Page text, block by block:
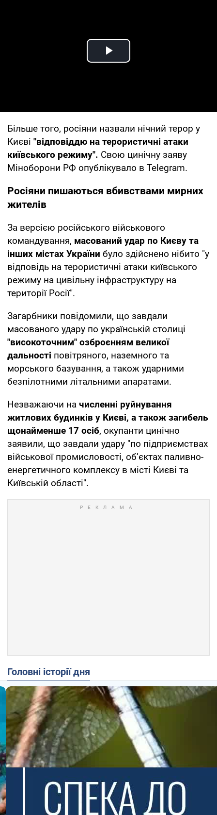
Play Video
Більше того, росіяни назвали нічний терор у
Києві "відповіддю на терористичні атаки
київського режиму". Свою цинічну заяву
Міноборони РФ опублікувало в Telegram.
Росіяни пишаються вбивствами мирних
жителів
За версією російського військового
командування, масований удар по Києву та
інших містах України було здійснено нібито "у
відповідь на терористичні атаки київського
режиму на цивільну інфраструктуру на
території Росії".
Загарбники повідомили, що завдали
масованого удару по українській столиці
"високоточним" озброєнням великої
дальності повітряного, наземного та
морського базування, а також ударними
безпілотними літальними апаратами.
Незважаючи на численні руйнування
житлових будинків у Києві, а також загибель
щонайменше 17 осіб, окупанти цинічно
заявили, що завдали удару "по підприємствах
військової промисловості, об’єктах паливно-
енергетичного комплексу в місті Києві та
Київській області".
Головні історії дня